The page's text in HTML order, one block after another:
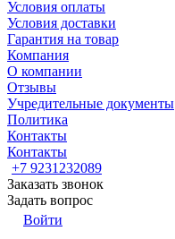
Условия оплаты
Условия доставки
Гарантия на товар
Компания
О компании
Отзывы
Учредительные документы
Политика
Контакты
Контакты
+7 9231232089
Заказать звонок
Задать вопрос
Войти